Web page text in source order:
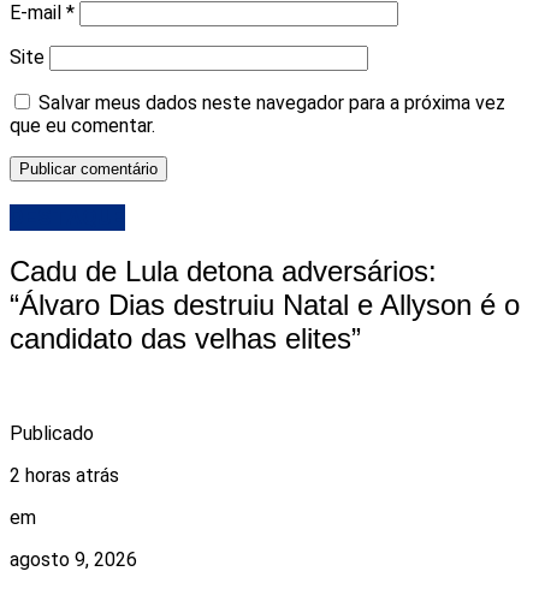
E-mail *
Site
Salvar meus dados neste navegador para a próxima vez
que eu comentar.
Cadu de Lula detona adversários:
“Álvaro Dias destruiu Natal e Allyson é o
candidato das velhas elites”
Publicado
2 horas atrás
em
agosto 9, 2026